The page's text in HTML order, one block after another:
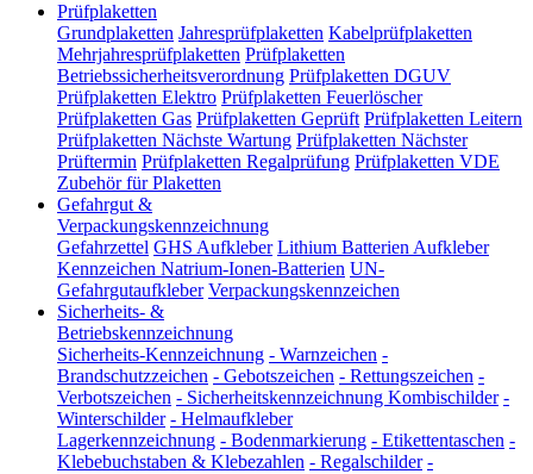
Prüfplaketten
Grundplaketten Jahresprüfplaketten Kabelprüfplaketten
Mehrjahresprüfplaketten Prüfplaketten
Betriebssicherheitsverordnung Prüfplaketten DGUV
Prüfplaketten Elektro Prüfplaketten Feuerlöscher
Prüfplaketten Gas Prüfplaketten Geprüft Prüfplaketten Leitern
Prüfplaketten Nächste Wartung Prüfplaketten Nächster
Prüftermin Prüfplaketten Regalprüfung Prüfplaketten VDE
Zubehör für Plaketten
Gefahrgut &
Verpackungskennzeichnung
Gefahrzettel GHS Aufkleber Lithium Batterien Aufkleber
Kennzeichen Natrium-Ionen-Batterien UN-
Gefahrgutaufkleber Verpackungskennzeichen
Sicherheits- &
Betriebskennzeichnung
Sicherheits-Kennzeichnung - Warnzeichen -
Brandschutzzeichen - Gebotszeichen - Rettungszeichen -
Verbotszeichen - Sicherheitskennzeichnung Kombischilder -
Winterschilder - Helmaufkleber
Lagerkennzeichnung - Bodenmarkierung - Etikettentaschen -
Klebebuchstaben & Klebezahlen - Regalschilder -